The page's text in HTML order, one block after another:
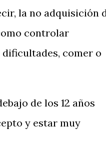
la no adquisición
controlar
dificultades, comer o
de los 12 años
y estar muy